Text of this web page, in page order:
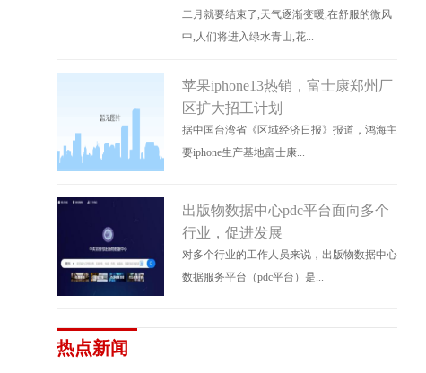
二月就要结束了,天气逐渐变暖,在舒服的微风
中,人们将进入绿水青山,花...
苹果iphone13热销，富士康郑州厂
区扩大招工计划
据中国台湾省《区域经济日报》报道，鸿海主
要iphone生产基地富士康...
出版物数据中心pdc平台面向多个
行业，促进发展
对多个行业的工作人员来说，出版物数据中心
数据服务平台（pdc平台）是...
热点新闻